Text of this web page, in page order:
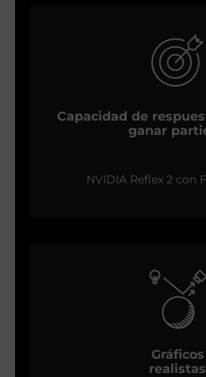
Capacidad de
ganar
NVIDIA Reflex 2 con
Gráficos
realistas